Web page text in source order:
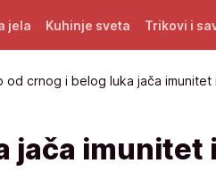
jela Kuhinje sveta Trikovi i
od crnog i belog luka jača imunitet
jača imunitet